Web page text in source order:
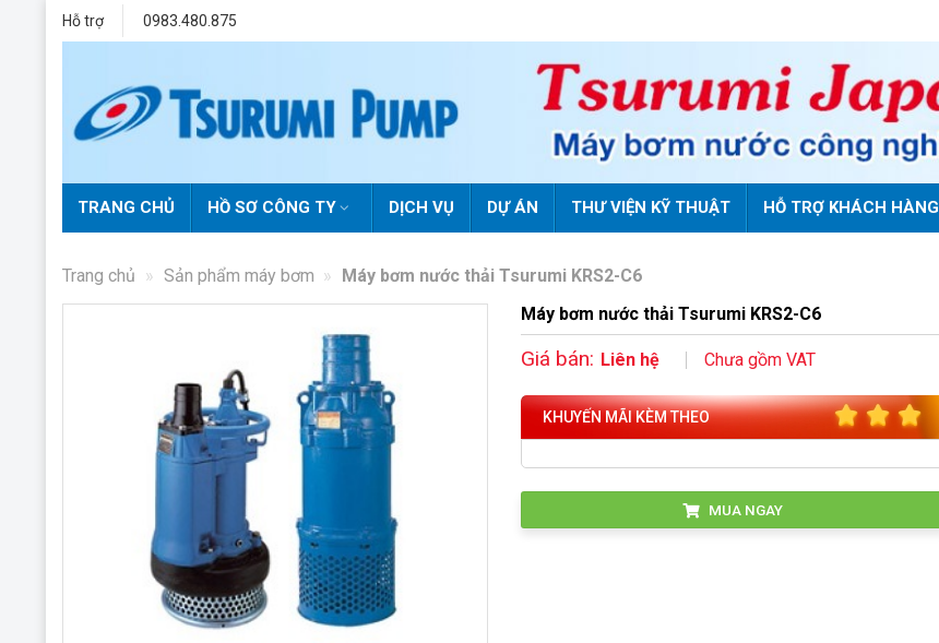
Hỗ trợ 0983.480.875
TRANG CHỦ HỒ SƠ CÔNG TY DỊCH VỤ DỰ ÁN THƯ VIỆN KỸ THUẬT HỖ TRỢ KHÁCH HÀNG
Trang chủ » Sản phẩm máy bơm »
Máy bơm nước thải Tsurumi KRS2-C6
Máy bơm nước thải Tsurumi KRS2-C6
Giá bán: Liên hệ Chưa gồm VAT
KHUYẾN MÃI KÈM THEO
MUA NGAY